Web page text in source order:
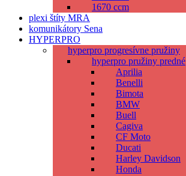
1670 ccm
plexi štíty MRA
komunikátory Sena
HYPERPRO
hyperpro progresívne pružiny
hyperpro pružiny predné
Aprilia
Benelli
Bimota
BMW
Buell
Cagiva
CF Moto
Ducati
Harley Davidson
Honda